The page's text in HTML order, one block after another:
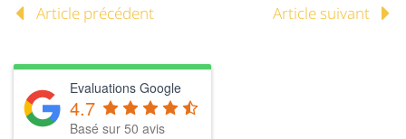
Article précédent Article suivant
Evaluations Google
4.7
Basé sur 50 avis